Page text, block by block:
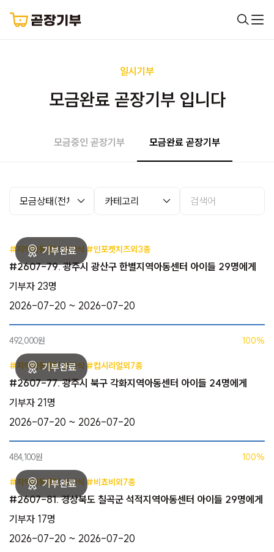
일시기부
모금완료 곧장기부 입니다
모금중인 곧장기부 모금완료 곧장기부
#지역아동센터 #간식 #인포켓치즈외3종
#2607-79. 광주시 광산구 한별지역아동센터 아이들 29명에게
기부자 23명
2026-07-20 ~ 2026-07-20
492,000원 100%
#지역아동센터 #간식 #컵시리얼외7종
#2607-77. 광주시 북구 각화지역아동센터 아이들 24명에게
기부자 21명
2026-07-20 ~ 2026-07-20
484,100원 100%
#지역아동센터 #간식 #비쵸비외7종
#2607-81. 경상북도 칠곡군 석적지역아동센터 아이들 29명에게
기부자 17명
2026-07-20 ~ 2026-07-20